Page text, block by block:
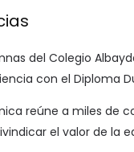
del Colegio
con el Diploma
reúne a miles de
el valor de la